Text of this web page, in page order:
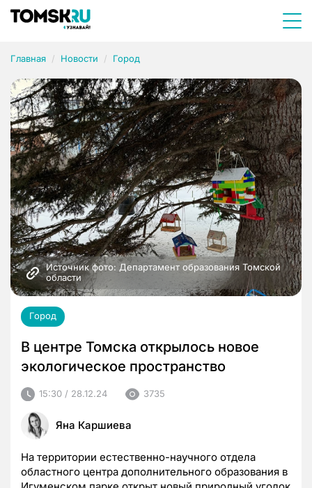
Главная Новости Город
Источник фото: Департамент образования Томской
области
Город
В центре Томска открылось новое
экологическое пространство
15:30 / 28.12.24 3735
Яна Каршиева
На территории естественно-научного отдела
областного центра дополнительного образования в